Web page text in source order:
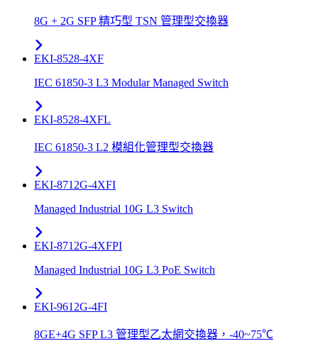
8G + 2G SFP 精巧型 TSN 管理型交換器
EKI-8528-4XF
IEC 61850-3 L3 Modular Managed Switch
EKI-8528-4XFL
IEC 61850-3 L2 模組化管理型交換器
EKI-8712G-4XFI
Managed Industrial 10G L3 Switch
EKI-8712G-4XFPI
Managed Industrial 10G L3 PoE Switch
EKI-9612G-4FI
8GE+4G SFP L3 管理型乙太網交換器，-40~75℃